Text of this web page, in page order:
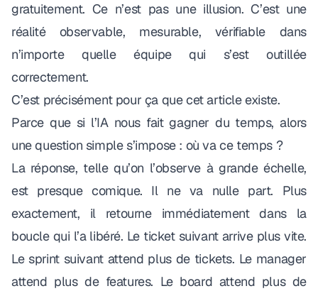
gratuitement. Ce n’est pas une illusion. C’est une
réalité observable, mesurable, vérifiable dans
n’importe quelle équipe qui s’est outillée
correctement.
C’est précisément pour ça que cet article existe.
Parce que si l’IA nous fait gagner du temps, alors
une question simple s’impose : où va ce temps ?
La réponse, telle qu’on l’observe à grande échelle,
est presque comique. Il ne va nulle part. Plus
exactement, il retourne immédiatement dans la
boucle qui l’a libéré. Le ticket suivant arrive plus vite.
Le sprint suivant attend plus de tickets. Le manager
attend plus de features. Le board attend plus de